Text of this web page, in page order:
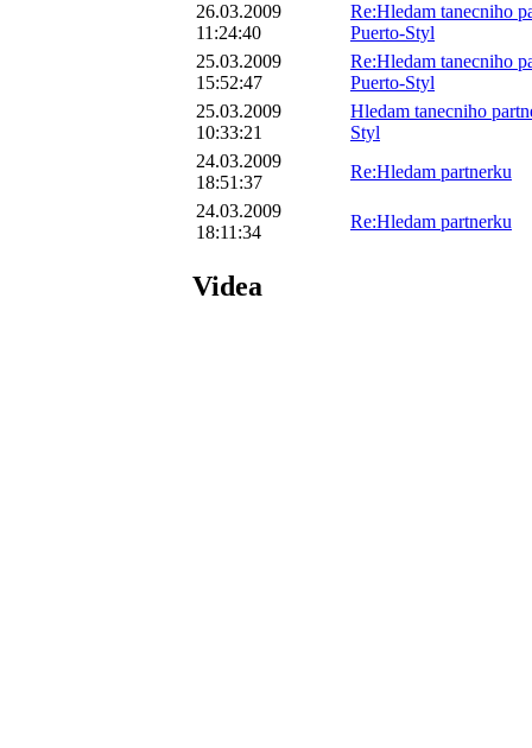
26.03.2009
11:24:40
Re:Hledam tanecniho
Puerto-Styl
25.03.2009
15:52:47
Re:Hledam tanecniho
Puerto-Styl
25.03.2009
10:33:21
Hledam tanecniho
Styl
24.03.2009
18:51:37
Re:Hledam partnerku
24.03.2009
18:11:34
Re:Hledam partnerku
Videa